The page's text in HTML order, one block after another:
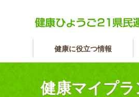
健康に役立つ情報
健康マイプラ